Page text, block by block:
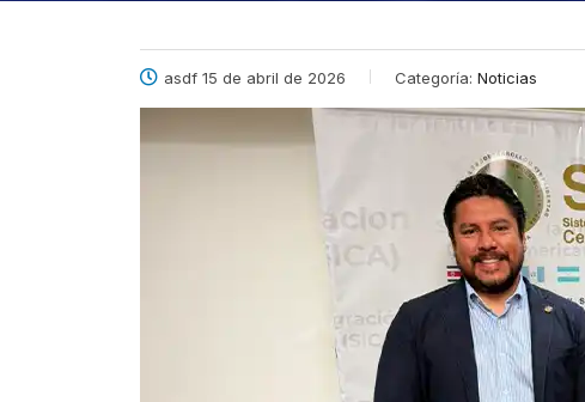
asdf 15 de abril de 2026 Categoría: Noticias